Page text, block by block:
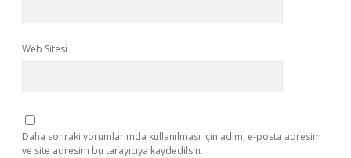
Web Sitesi
Daha sonraki yorumlarımda kullanılması için adım, e-posta adresim
ve site adresim bu tarayıcıya kaydedilsin.